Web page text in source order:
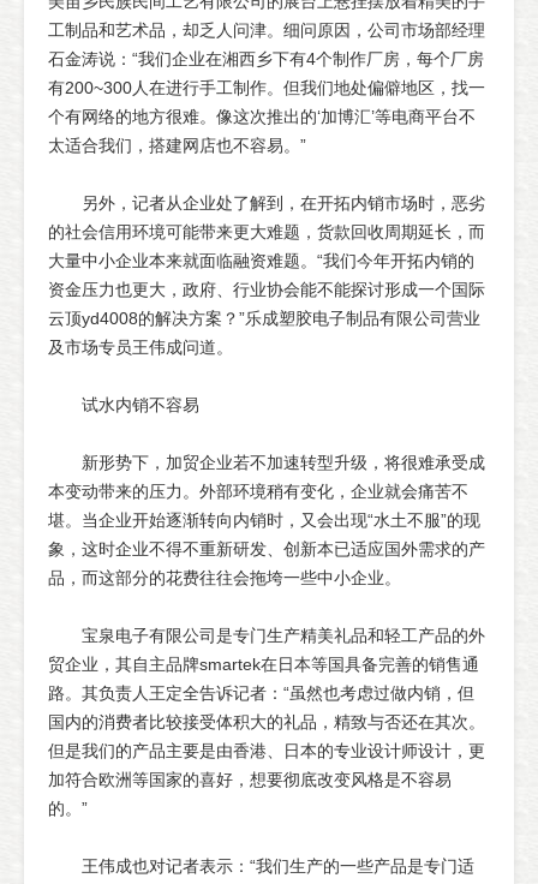
工制品和艺术品，却乏人问津。细问原因，公司市场部经理
石金涛说：“我们企业在湘西乡下有4个制作厂房，每个厂房
有200~300人在进行手工制作。但我们地处偏僻地区，找一
个有网络的地方很难。像这次推出的‘加博汇’等电商平台不
太适合我们，搭建网店也不容易。”
另外，记者从企业处了解到，在开拓内销市场时，恶劣
的社会信用环境可能带来更大难题，货款回收周期延长，而
大量中小企业本来就面临融资难题。“我们今年开拓内销的
资金压力也更大，政府、行业协会能不能探讨形成一个国际
云顶yd4008的解决方案？”乐成塑胶电子制品有限公司营业
及市场专员王伟成问道。
试水内销不容易
新形势下，加贸企业若不加速转型升级，将很难承受成
本变动带来的压力。外部环境稍有变化，企业就会痛苦不
堪。当企业开始逐渐转向内销时，又会出现“水土不服”的现
象，这时企业不得不重新研发、创新本已适应国外需求的产
品，而这部分的花费往往会拖垮一些中小企业。
宝泉电子有限公司是专门生产精美礼品和轻工产品的外
贸企业，其自主品牌smartek在日本等国具备完善的销售通
路。其负责人王定全告诉记者：“虽然也考虑过做内销，但
国内的消费者比较接受体积大的礼品，精致与否还在其次。
但是我们的产品主要是由香港、日本的专业设计师设计，更
加符合欧洲等国家的喜好，想要彻底改变风格是不容易
的。”
王伟成也对记者表示：“我们生产的一些产品是专门适